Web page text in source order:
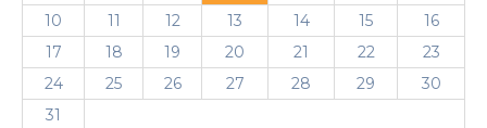
10
11 12 13 14 15
16
17
18 19 20 21 22
23
24
25 26 27 28 29
30
31